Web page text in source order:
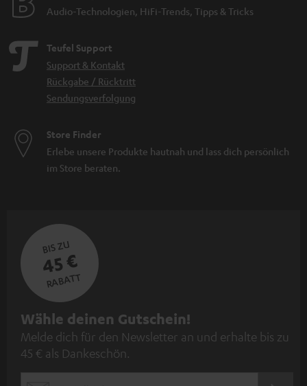
Audio-Technologien, HiFi-Trends, Tipps & Tricks
Teufel Support
Support & Kontakt
Rückgabe / Rücktritt
Sendungsverfolgung
Store Finder
Erlebe unsere Produkte hautnah und lass dich persönlich
im Store beraten.
BIS ZU
45 €
RABATT
N
e
w
Wähle deinen Gutschein!
Melde dich für den Newsletter an und erhalte bis zu
45 € als Dankeschön.